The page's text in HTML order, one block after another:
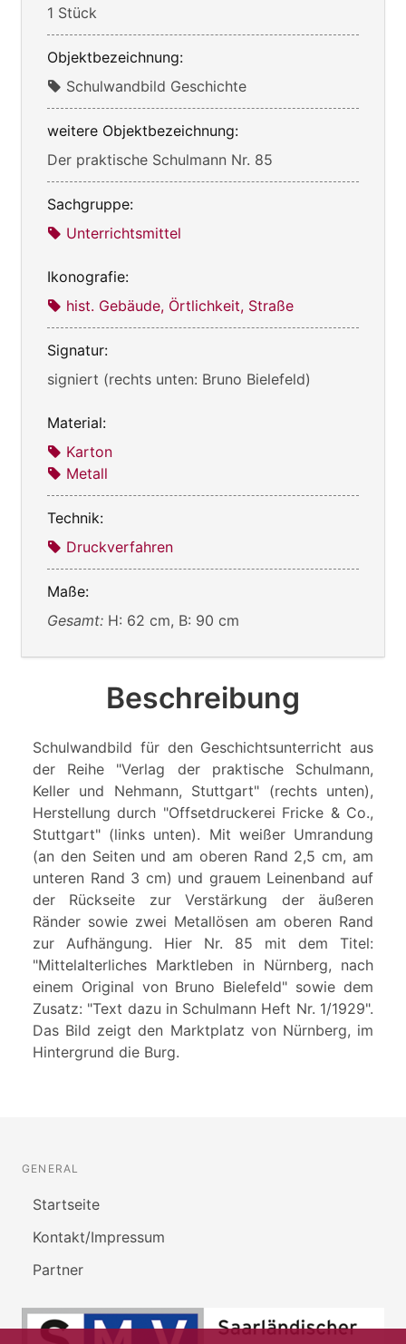
1 Stück
Objektbezeichnung:
Schulwandbild Geschichte
weitere Objektbezeichnung:
Der praktische Schulmann Nr. 85
Sachgruppe:
Unterrichtsmittel
Ikonografie:
hist. Gebäude, Örtlichkeit, Straße
Signatur:
signiert (rechts unten: Bruno Bielefeld)
Material:
Karton
Metall
Technik:
Druckverfahren
Maße:
Gesamt: H: 62 cm, B: 90 cm
Beschreibung
Schulwandbild für den Geschichtsunterricht aus
der Reihe "Verlag der praktische Schulmann,
Keller und Nehmann, Stuttgart" (rechts unten),
Herstellung durch "Offsetdruckerei Fricke & Co.,
Stuttgart" (links unten). Mit weißer Umrandung
(an den Seiten und am oberen Rand 2,5 cm, am
unteren Rand 3 cm) und grauem Leinenband auf
der Rückseite zur Verstärkung der äußeren
Ränder sowie zwei Metallösen am oberen Rand
zur Aufhängung. Hier Nr. 85 mit dem Titel:
"Mittelalterliches Marktleben in Nürnberg, nach
einem Original von Bruno Bielefeld" sowie dem
Zusatz: "Text dazu in Schulmann Heft Nr. 1/1929".
Das Bild zeigt den Marktplatz von Nürnberg, im
Hintergrund die Burg.
GENERAL
Startseite
Kontakt/Impressum
Partner